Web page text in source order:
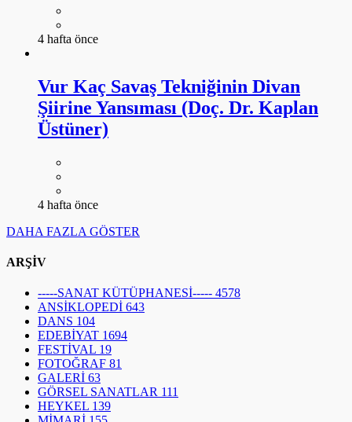
4 hafta önce
Vur Kaç Savaş Tekniğinin Divan
Şiirine Yansıması (Doç. Dr. Kaplan
Üstüner)
4 hafta önce
DAHA FAZLA GÖSTER
ARŞİV
-----SANAT KÜTÜPHANESİ----- 4578
ANSİKLOPEDİ 643
DANS 104
EDEBİYAT 1694
FESTİVAL 19
FOTOĞRAF 81
GALERİ 63
GÖRSEL SANATLAR 111
HEYKEL 139